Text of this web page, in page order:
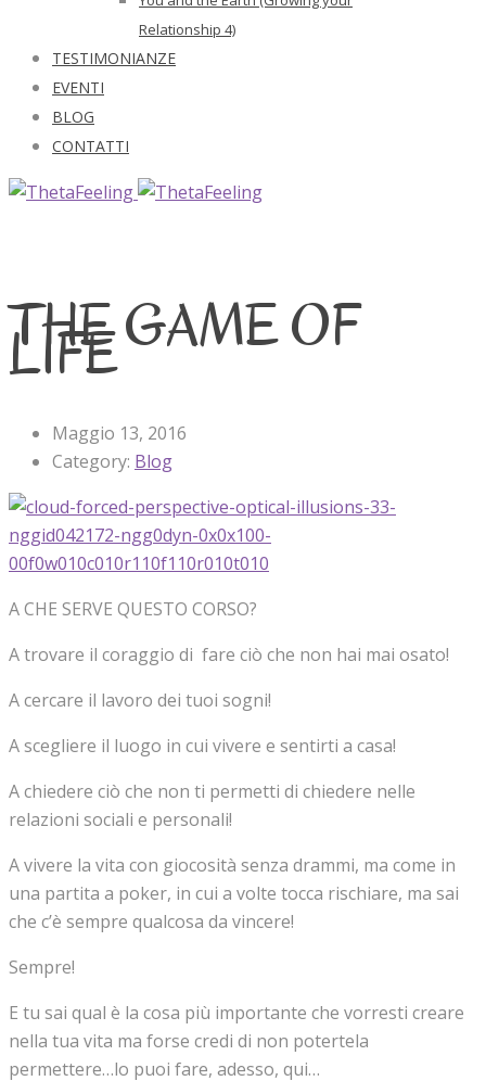
Relationship 4)
TESTIMONIANZE
EVENTI
BLOG
CONTATTI
THE GAME OF
LIFE
Maggio 13, 2016
Category: Blog
A CHE SERVE QUESTO CORSO?
A trovare il coraggio di fare ciò che non hai mai osato!
A cercare il lavoro dei tuoi sogni!
A scegliere il luogo in cui vivere e sentirti a casa!
A chiedere ciò che non ti permetti di chiedere nelle
relazioni sociali e personali!
A vivere la vita con giocosità senza drammi, ma come in
una partita a poker, in cui a volte tocca rischiare, ma sai
che c’è sempre qualcosa da vincere!
Sempre!
E tu sai qual è la cosa più importante che vorresti creare
nella tua vita ma forse credi di non potertela
permettere…lo puoi fare, adesso, qui…